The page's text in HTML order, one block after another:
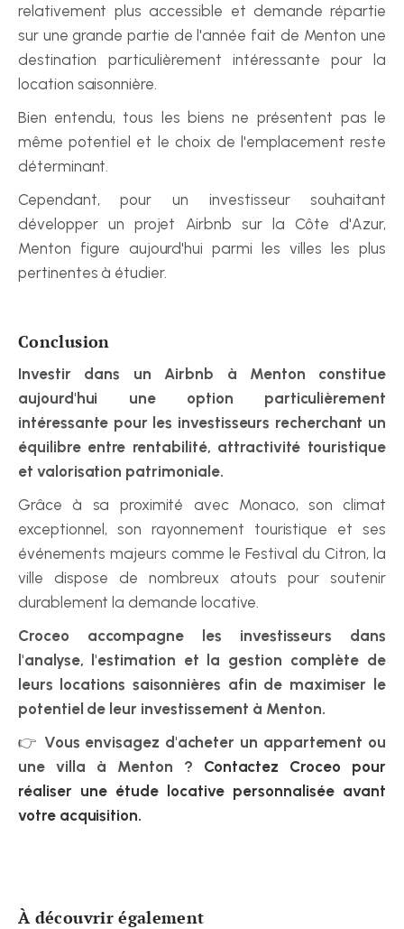
relativement plus accessible et demande répartie
sur une grande partie de l'année fait de Menton une
destination particulièrement intéressante pour la
location saisonnière.
Bien entendu, tous les biens ne présentent pas le
même potentiel et le choix de l'emplacement reste
déterminant.
Cependant, pour un investisseur souhaitant
développer un projet Airbnb sur la Côte d'Azur,
Menton figure aujourd'hui parmi les villes les plus
pertinentes à étudier.
Conclusion
Investir dans un Airbnb à Menton constitue
aujourd'hui une option particulièrement
intéressante pour les investisseurs recherchant un
équilibre entre rentabilité, attractivité touristique
et valorisation patrimoniale.
Grâce à sa proximité avec Monaco, son climat
exceptionnel, son rayonnement touristique et ses
événements majeurs comme le Festival du Citron, la
ville dispose de nombreux atouts pour soutenir
durablement la demande locative.
Croceo accompagne les investisseurs dans
l'analyse, l'estimation et la gestion complète de
leurs locations saisonnières afin de maximiser le
potentiel de leur investissement à Menton.
👉 Vous envisagez d'acheter un appartement ou
une villa à Menton ? Contactez Croceo pour
réaliser une étude locative personnalisée avant
votre acquisition.
À découvrir également